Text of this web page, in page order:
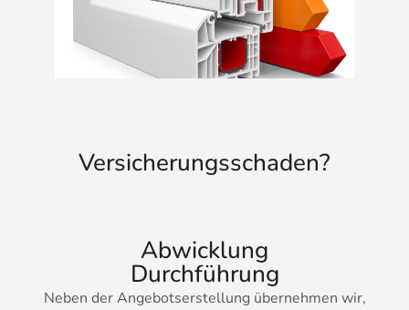
Versicherungsschaden?
Abwicklung
Durchführung
Neben der Angebotserstellung übernehmen wir,